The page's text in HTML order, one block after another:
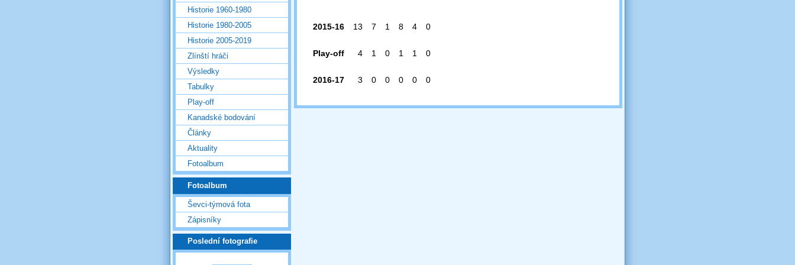
2015-16 13 7 1 8 4 0
Play-off 4 1 0 1 1 0
2016-17 3 0 0 0 0 0
Historie 1960-1980
Historie 1980-2005
Historie 2005-2019
Zlínští hráči
Výsledky
Tabulky
Play-off
Kanadské bodování
Články
Aktuality
Fotoalbum
Fotoalbum
Ševci-týmová fota
Zápisníky
Poslední fotografie